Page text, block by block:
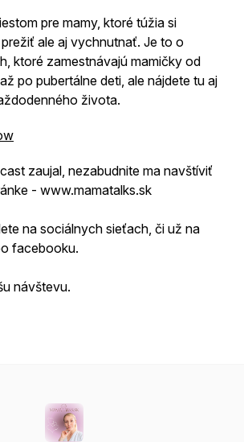
pre mamy, ktoré túžia si
ale aj vychnutnať. Je to o
ktoré zamestnávajú mamičky od
po pubertálne deti, ale nájdete tu aj
života.
zaujal, nezabudnite ma navštíviť
- www.mamatalks.sk
na sociálnych sieťach, či už na
facebooku.
návštevu.